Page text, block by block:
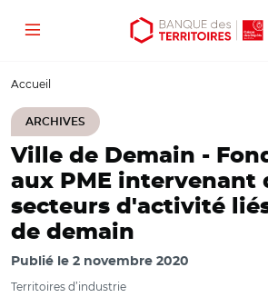
Aller
contenu
Aller
menu
Ouvrir
outils
Menu
Accueil
ARCHIVES
Ville de Demain -
aux PME intervenant
secteurs d'activité
de demain
Publié le 2 novembre 2020
Territoires d’industrie